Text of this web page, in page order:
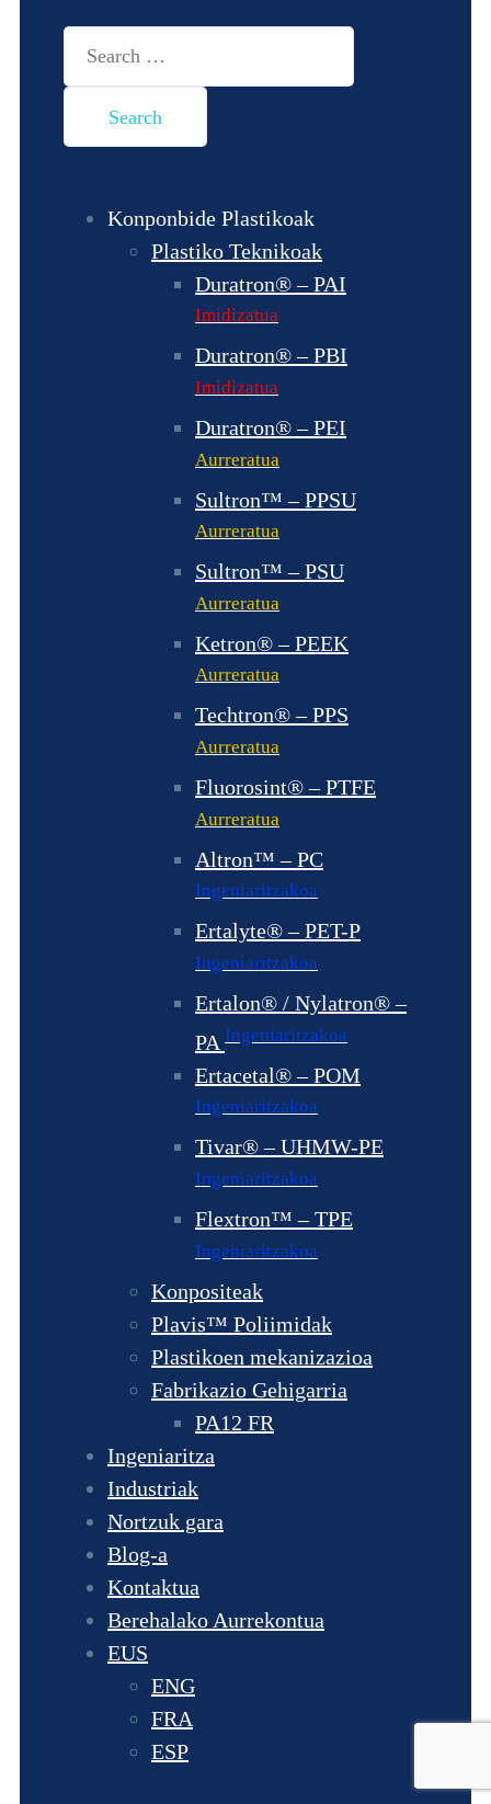
Search
Konponbide Plastikoak
Plastiko Teknikoak
Duratron® – PAI
Imidizatua
Duratron® – PBI
Imidizatua
Duratron® – PEI
Aurreratua
Sultron™ – PPSU
Aurreratua
Sultron™ – PSU
Aurreratua
Ketron® – PEEK
Aurreratua
Techtron® – PPS
Aurreratua
Fluorosint® – PTFE
Aurreratua
Altron™ – PC
Ingeniaritzakoa
Ertalyte® – PET-P
Ingeniaritzakoa
Ertalon® / Nylatron® –
PA Ingeniaritzakoa
Ertacetal® – POM
Ingeniaritzakoa
Tivar® – UHMW-PE
Ingeniaritzakoa
Flextron™ – TPE
Ingeniaritzakoa
Konpositeak
Plavis™ Poliimidak
Plastikoen mekanizazioa
Fabrikazio Gehigarria
PA12 FR
Ingeniaritza
Industriak
Nortzuk gara
Blog-a
Kontaktua
Berehalako Aurrekontua
EUS
ENG
FRA
ESP